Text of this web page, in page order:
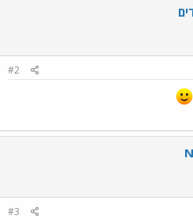
#2
#3